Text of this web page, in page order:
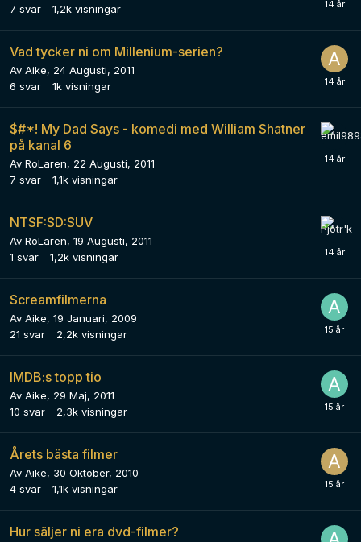
7 svar 1,2k visningar
Vad tycker ni om Millenium-serien?
Av Aike, 24 Augusti, 2011
6 svar 1k visningar
$#*! My Dad Says - komedi med William Shatner
på kanal 6
Av RoLaren, 22 Augusti, 2011
7 svar 1,1k visningar
NTSF:SD:SUV
Av RoLaren, 19 Augusti, 2011
1 svar 1,2k visningar
Screamfilmerna
Av Aike, 19 Januari, 2009
21 svar 2,2k visningar
IMDB:s topp tio
Av Aike, 29 Maj, 2011
10 svar 2,3k visningar
Årets bästa filmer
Av Aike, 30 Oktober, 2010
4 svar 1,1k visningar
Hur säljer ni era dvd-filmer?